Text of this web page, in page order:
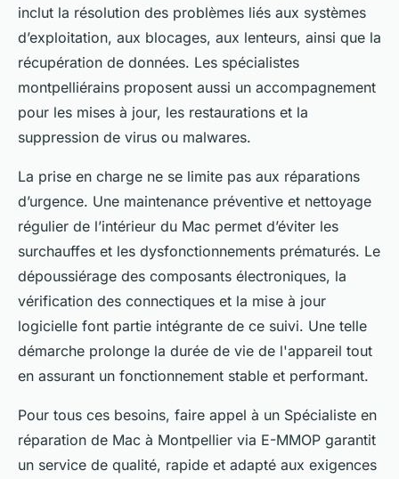
inclut la résolution des problèmes liés aux systèmes
d’exploitation, aux blocages, aux lenteurs, ainsi que la
récupération de données. Les spécialistes
montpelliérains proposent aussi un accompagnement
pour les mises à jour, les restaurations et la
suppression de virus ou malwares.
La prise en charge ne se limite pas aux réparations
d’urgence. Une maintenance préventive et nettoyage
régulier de l’intérieur du Mac permet d’éviter les
surchauffes et les dysfonctionnements prématurés. Le
dépoussiérage des composants électroniques, la
vérification des connectiques et la mise à jour
logicielle font partie intégrante de ce suivi. Une telle
démarche prolonge la durée de vie de l'appareil tout
en assurant un fonctionnement stable et performant.
Pour tous ces besoins, faire appel à un Spécialiste en
réparation de Mac à Montpellier via E-MMOP garantit
un service de qualité, rapide et adapté aux exigences